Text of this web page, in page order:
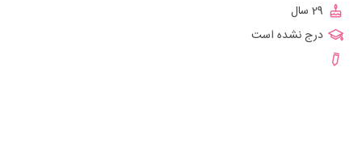
29 سال
درج نشده است